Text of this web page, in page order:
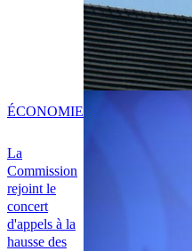
La
Commission
rejoint le
concert
d'appels à la
hausse des
ÉCONOMIE